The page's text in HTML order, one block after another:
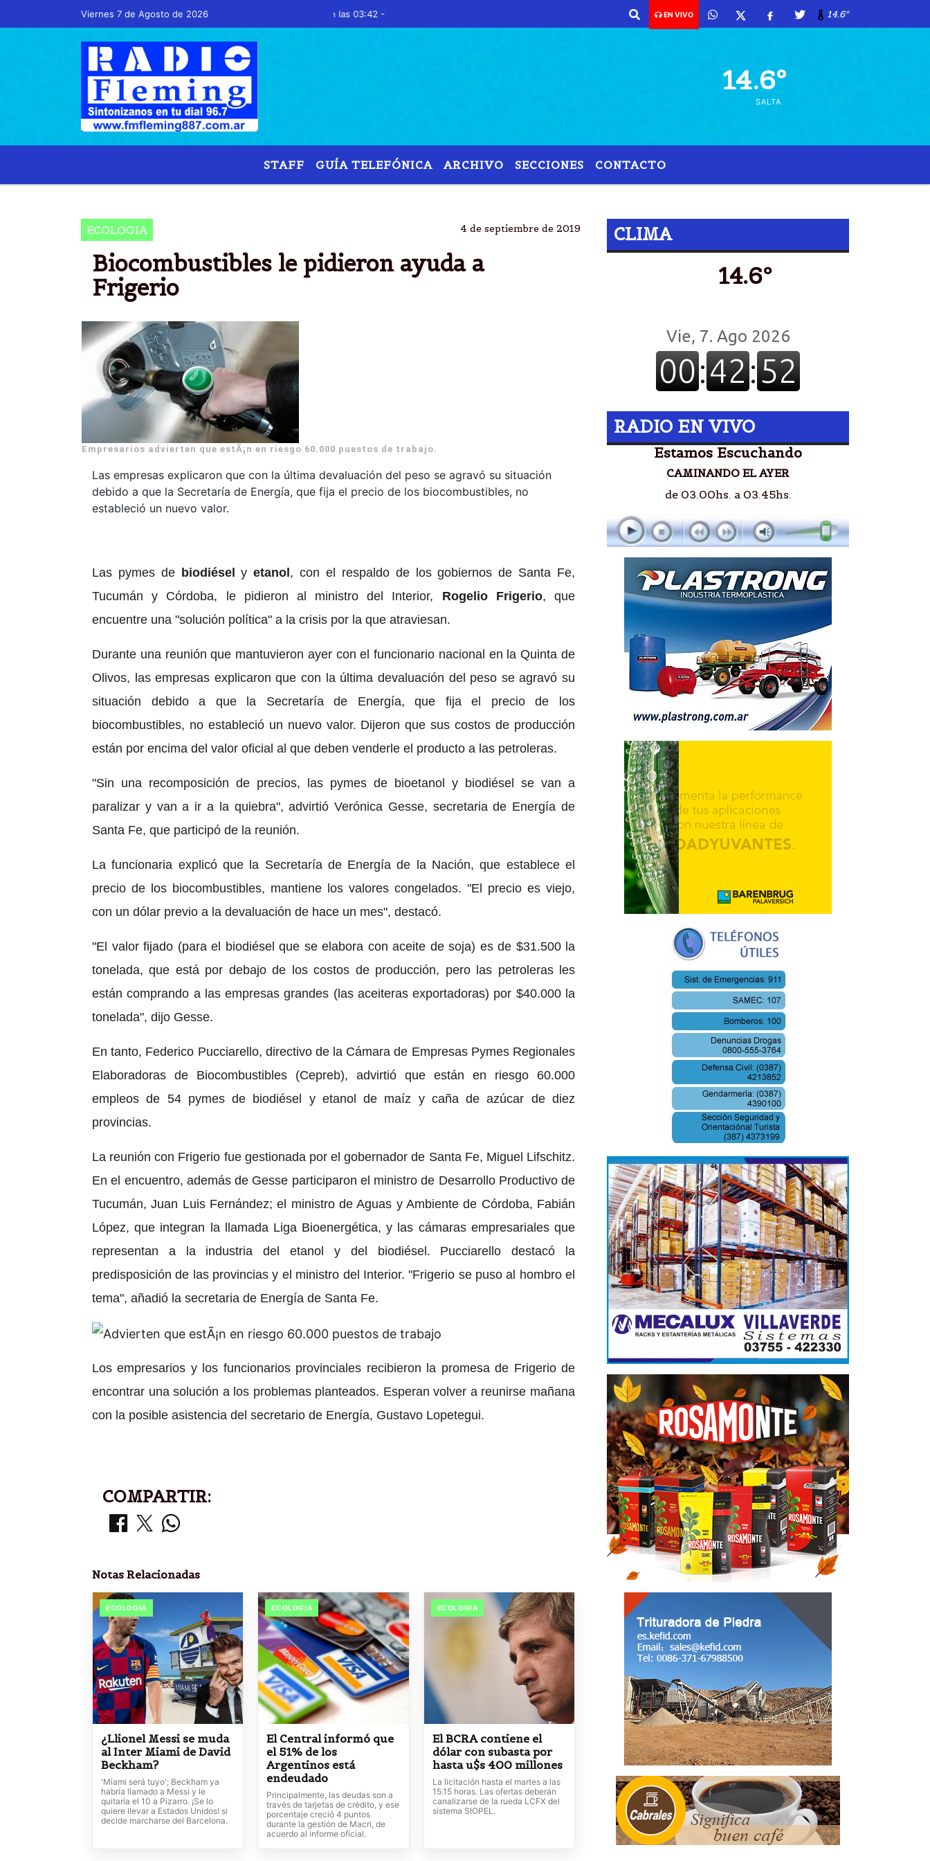
Viernes 7 de Agosto de 2026
Hoy es Viernes 7 de Agosto de 2026 y son las 03:42 - EN VIVO 14.6º
14.6º
SALTA
STAFF GUÍA TELEFÓNICA ARCHIVO SECCIONES CONTACTO
ECOLOGIA 4 de septiembre de 2019
Biocombustibles le pidieron ayuda a
Frigerio
Empresarios advierten que estÃ¡n en riesgo 60.000 puestos de trabajo.
Las empresas explicaron que con la última devaluación del peso se agravó su situación
debido a que la Secretaría de Energía, que fija el precio de los biocombustibles, no
estableció un nuevo valor.
Las pymes de biodiésel yetanol , con el respaldo de los gobiernos de Santa Fe,
Tucumán y Córdoba, le pidieron al ministro del Interior, Rogelio Frigerio, que
encuentre una "solución política" a la crisis por la que atraviesan.
Durante una reunión que mantuvieron ayer con el funcionario nacional en la Quinta de
Olivos, las empresas explicaron que con la última devaluación del peso se agravó su
situación debido a que la Secretaría de Energía, que fija el precio de los
biocombustibles, no estableció un nuevo valor. Dijeron que sus costos de producción
están por encima del valor oficial al que deben venderle el producto a las petroleras.
"Sin una recomposición de precios, las pymes de bioetanol y biodiésel se van a
paralizar y van a ir a la quiebra", advirtió Verónica Gesse, secretaria de Energía de
Santa Fe, que participó de la reunión.
La funcionaria explicó que la Secretaría de Energía de la Nación, que establece el
precio de los biocombustibles, mantiene los valores congelados. "El precio es viejo,
con un dólar previo a la devaluación de hace un mes", destacó.
"El valor fijado (para el biodiésel que se elabora con aceite de soja) es de $31.500 la
tonelada, que está por debajo de los costos de producción, pero las petroleras les
están comprando a las empresas grandes (las aceiteras exportadoras) por $40.000 la
tonelada", dijo Gesse.
En tanto, Federico Pucciarello, directivo de la Cámara de Empresas Pymes Regionales
Elaboradoras de Biocombustibles (Cepreb), advirtió que están en riesgo 60.000
empleos de 54 pymes de biodiésel y etanol de maíz y caña de azúcar de diez
provincias.
La reunión con Frigerio fue gestionada por el gobernador de Santa Fe, Miguel Lifschitz.
En el encuentro, además de Gesse participaron el ministro de Desarrollo Productivo de
Tucumán, Juan Luis Fernández; el ministro de Aguas y Ambiente de Córdoba, Fabián
López, que integran la llamada Liga Bioenergética, y las cámaras empresariales que
representan a la industria del etanol y del biodiésel. Pucciarello destacó la
predisposición de las provincias y el ministro del Interior. "Frigerio se puso al hombro el
tema", añadió la secretaria de Energía de Santa Fe.
Los empresarios y los funcionarios provinciales recibieron la promesa de Frigerio de
encontrar una solución a los problemas planteados. Esperan volver a reunirse mañana
con la posible asistencia del secretario de Energía, Gustavo Lopetegui.
COMPARTIR:
Notas Relacionadas
ECOLOGIA
¿Llionel Messi se muda
al Inter Miami de David
Beckham?
'Miami será tuyo'; Beckham ya
habría llamado a Messi y le
quitaría el 10 a Pizarro. ¡Se lo
quiere llevar a Estados Unidos! si
decide marcharse del Barcelona.
ECOLOGIA
El Central informó que
el 51% de los
Argentinos está
endeudado
Principalmente, las deudas son a
través de tarjetas de crédito, y ese
porcentaje creció 4 puntos
durante la gestión de Macri, de
acuerdo al informe oficial.
ECOLOGIA
El BCRA contiene el
dólar con subasta por
hasta u$s 400 millones
La licitación hasta el martes a las
15.15 horas. Las ofertas deberán
canalizarse de la rueda LCFX del
sistema SIOPEL.
CLIMA
14.6º
RADIO EN VIVO
Estamos Escuchando
CAMINANDO EL AYER
de 03.00hs. a 03.45hs.